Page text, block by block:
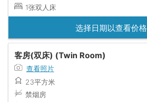
1张双人床
选择日期以查看价格
客房(双床) (Twin Room)
查看照片
23平方米
禁烟房